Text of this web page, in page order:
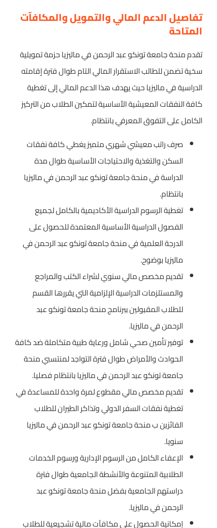
تفاصيل الدعم المالي والتمويل والمكافآت
المتاحة
تقدم منحة جامعة تونكو عبد الرحمن في ماليزيا حزمة تمويلية
سخية تضمن للطالب الاستقرار المالي التام طوال فترة إقامته
الدراسية في ماليزيا حيث يهدف هذا الدعم المالي إلى تغطية
كافة النفقات المعيشية الأساسية لتمكين الطلاب من التركيز
الكامل على التفوق المعرفي بانتظام.
صرف راتب معيشي شهري متميز يغطي كافة نفقات
السكن والتغذية والاحتياجات الأساسية طوال مدة
الدراسة في منحة جامعة تونكو عبد الرحمن في ماليزيا
بانتظام.
تغطية الرسوم الدراسية الأكاديمية بالكامل لجميع
الفصول الدراسية الأساسية المعتمدة للحصول على
الدرجة العلمية في منحة جامعة تونكو عبد الرحمن في
ماليزيا بوضوح.
تقديم مخصص مالي سنوي لشراء الكتب والمراجع
والمستلزمات الدراسية الإلزامية التي يقررها القسم
للطلاب المقبولين ببرنامج منحة جامعة تونكو عبد
الرحمن في ماليزيا.
توفير تأمين صحي شامل ورعاية طبية متكاملة ضد كافة
الحوادث والأمراض طوال فترة التواجد لمنتسبي منحة
جامعة تونكو عبد الرحمن في ماليزيا بانتظام فصليا.
تقديم مخصص مالي مقطوع لمرة واحدة للمساعدة في
تغطية نفقات السفر الدولي وتذاكر الطيران للطلاب
الفائزين ب منحة جامعة تونكو عبد الرحمن في ماليزيا
سنويا.
الإعفاء الكامل من الرسوم الإدارية ورسوم الخدمات
الطلابية المتنوعة والأنشطة الجامعية طوال فترة
دراستهم الجامعية بفضل منحة جامعة تونكو عبد
الرحمن في ماليزيا.
إمكانية الحصول على مكافآت مالية تشجيعية للطلاب